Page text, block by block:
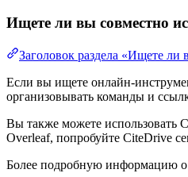
Ищете ли вы совместно
Заголовок раздела «Ищете
Если вы ищете онлайн-
организовывать команды и
Вы также можете использовать
Overleaf, попробуйте CiteDrive
Более подробную информацию о